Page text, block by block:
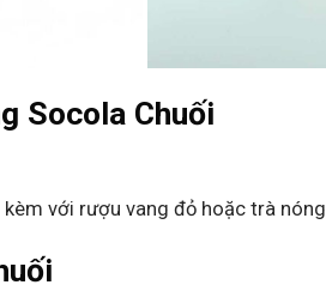
Socola Chuối
với rượu vang đỏ hoặc trà nóng